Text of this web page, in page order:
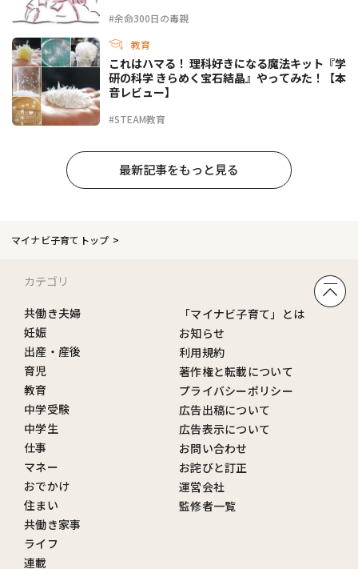
#余命300日の毒親
教育
#STEAM教育
これはハマる！ 理科好きになる魔法キット『学
研の科学 きらめく宝石結晶』やってみた！【本
音レビュー】
最新記事をもっと見る
マイナビ子育てトップ
カテゴリ
共働き夫婦
妊娠
出産・産後
育児
教育
中学受験
中学生
仕事
マネー
おでかけ
住まい
共働き家事
ライフ
連載
「マイナビ子育て」とは
お知らせ
利用規約
著作権と転載について
プライバシーポリシー
広告出稿について
広告表示について
お問い合わせ
お詫びと訂正
運営会社
監修者一覧